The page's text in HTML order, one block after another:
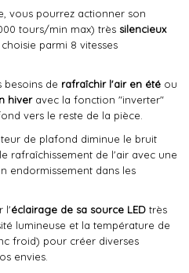
vous pourrez actionner son
tours/min max) très silencieux
parmi 8 vitesses
besoins de rafraîchir l'air en été ou
hiveravec la fonction "inverter"
vers le reste de la pièce.
de plafond diminue le bruit
rafraîchissement de l'air avec une
endormissement dans les
l'éclairage de sa source LED très
lumineuse et la température de
froid) pour créer diverses
envies.